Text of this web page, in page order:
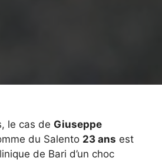
le cas de Giuseppe
du Salento 23 ans est
de Bari d’un choc